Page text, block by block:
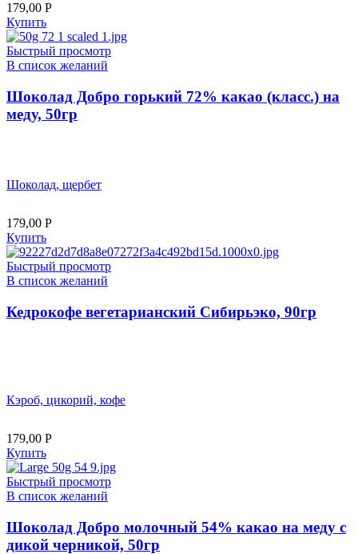
179,00 Р
Купить
Быстрый просмотр
В список желаний
Шоколад Добро горький 72% какао (класс.) на
меду, 50гр
Шоколад, щербет
179,00 Р
Купить
Быстрый просмотр
В список желаний
Кедрокофе вегетарианский Сибирьэко, 90гр
Кэроб, цикорий, кофе
179,00 Р
Купить
Быстрый просмотр
В список желаний
Шоколад Добро молочный 54% какао на меду с
дикой черникой, 50гр